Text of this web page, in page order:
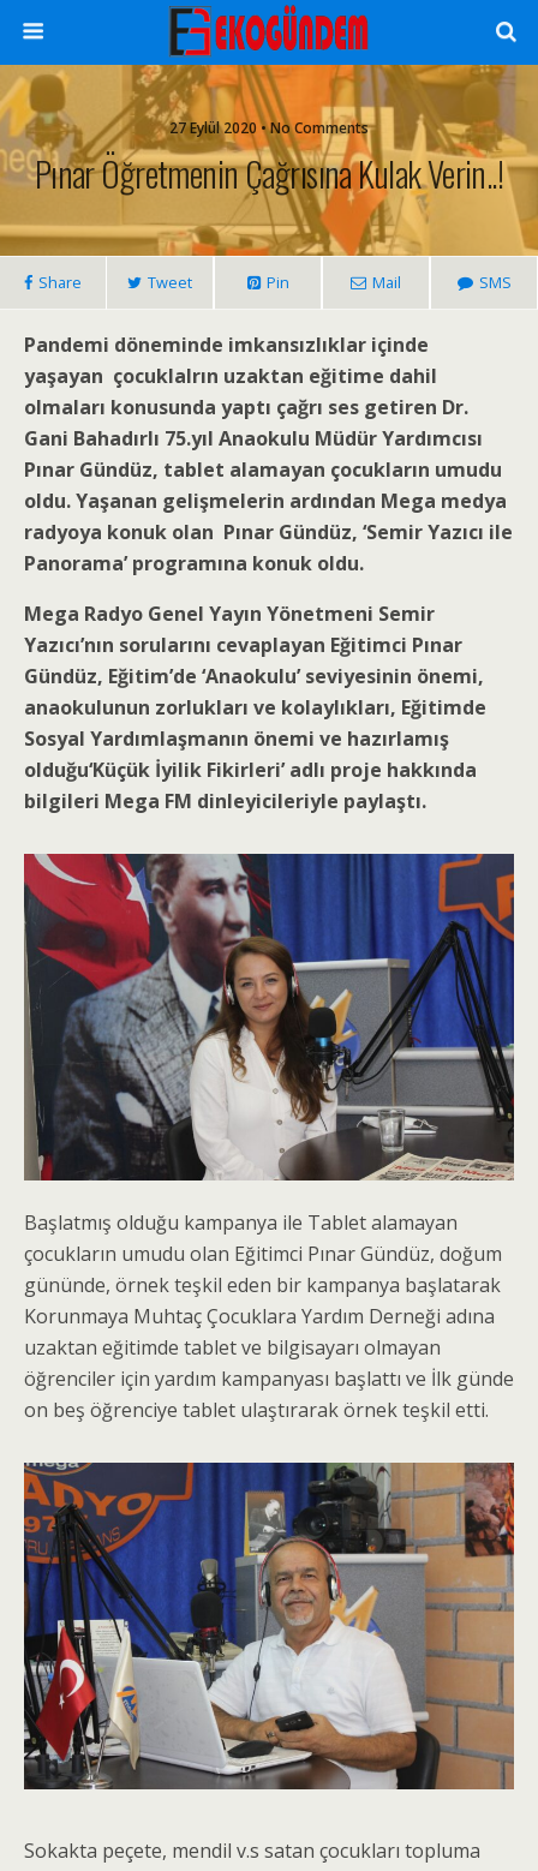
27 Eylül 2020 • No Comments
Pınar Öğretmenin Çağrısına Kulak Verin..!
Share Tweet Pin Mail SMS
Pandemi döneminde imkansızlıklar içinde
yaşayan çocuklalrın uzaktan eğitime dahil
olmaları konusunda yaptı çağrı ses getiren Dr.
Gani Bahadırlı 75.yıl Anaokulu Müdür Yardımcısı
Pınar Gündüz, tablet alamayan çocukların umudu
oldu. Yaşanan gelişmelerin ardından Mega medya
radyoya konuk olan Pınar Gündüz, ‘Semir Yazıcı ile
Panorama’ programına konuk oldu.
Mega Radyo Genel Yayın Yönetmeni Semir
Yazıcı’nın sorularını cevaplayan Eğitimci Pınar
Gündüz, Eğitim’de ‘Anaokulu’ seviyesinin önemi,
anaokulunun zorlukları ve kolaylıkları, Eğitimde
Sosyal Yardımlaşmanın önemi ve hazırlamış
olduğu‘Küçük İyilik Fikirleri’ adlı proje hakkında
bilgileri Mega FM dinleyicileriyle paylaştı.
Başlatmış olduğu kampanya ile Tablet alamayan
çocukların umudu olan Eğitimci Pınar Gündüz, doğum
gününde, örnek teşkil eden bir kampanya başlatarak
Korunmaya Muhtaç Çocuklara Yardım Derneği adına
uzaktan eğitimde tablet ve bilgisayarı olmayan
öğrenciler için yardım kampanyası başlattı ve İlk günde
on beş öğrenciye tablet ulaştırarak örnek teşkil etti.
Sokakta peçete, mendil v.s satan çocukları topluma